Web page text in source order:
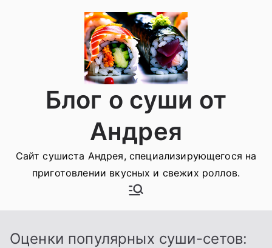
Блог о суши от
Андрея
Сайт сушиста Андрея, специализирующегося на
приготовлении вкусных и свежих роллов.
Оценки популярных суши-сетов: